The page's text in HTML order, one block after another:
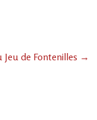
Jeu de Fontenilles →